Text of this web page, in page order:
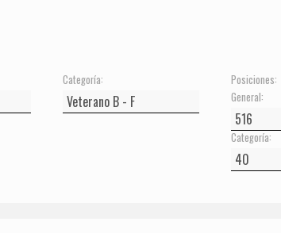
Categoría:
Posiciones:
General:
Categoría: